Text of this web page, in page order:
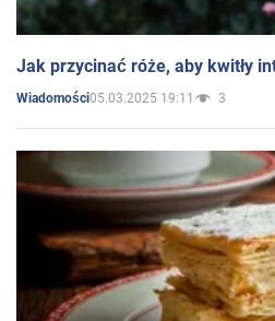
Jak przycinać róże, aby kwitły
Wiadomości05.03.2025 19:11 3